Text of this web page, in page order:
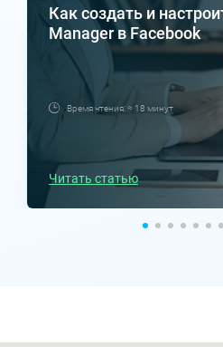
Как создать и
Manager в Facebook
Время чтения: ≈ 18 минут
Читать статью